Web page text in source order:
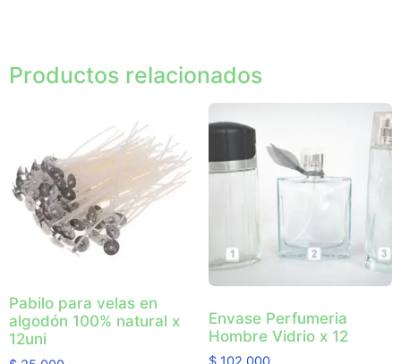
Productos relacionados
Pabilo para velas en
algodón 100% natural x
12uni
Envase Perfumeria
Hombre Vidrio x 12